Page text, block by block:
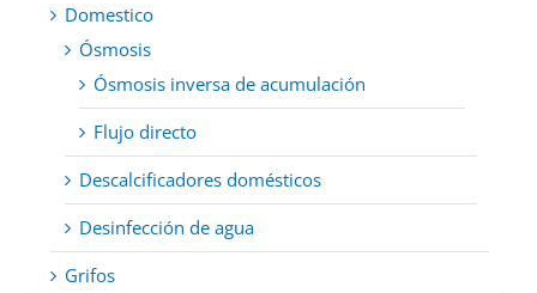
Domestico
Ósmosis
Ósmosis inversa de acumulación
Flujo directo
Descalcificadores domésticos
Desinfección de agua
Grifos